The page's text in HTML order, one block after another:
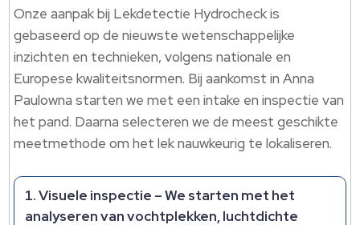
Onze aanpak bij Lekdetectie Hydrocheck is
gebaseerd op de nieuwste wetenschappelijke
inzichten en technieken, volgens nationale en
Europese kwaliteitsnormen.​ Bij aankomst in Anna
Paulowna starten we met een intake en inspectie van
het pand.​ Daarna selecteren we de meest geschikte
meetmethode om het lek nauwkeurig te lokaliseren.​
Visuele inspectie – We starten met het
analyseren van vochtplekken, luchtdichte